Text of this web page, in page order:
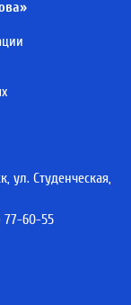
ул. Студенческая,
77-60-55